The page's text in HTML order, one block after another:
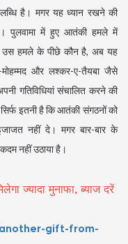
है। मगर यह ध्यान रखने की
पुलवामा में हुए आतंकी हमले में
उस हमले के पीछे कौन है, अब यह
और लश्कर-ए-तैयबा जैसे
गतिविधियां संचालित करने की
इतनी है कि आतंकी संगठनों को
नहीं दे। मगर बार-बार के
नहीं उठाया है।
ज्यादा मुनाफा, ब्याज दरें
gift-from-